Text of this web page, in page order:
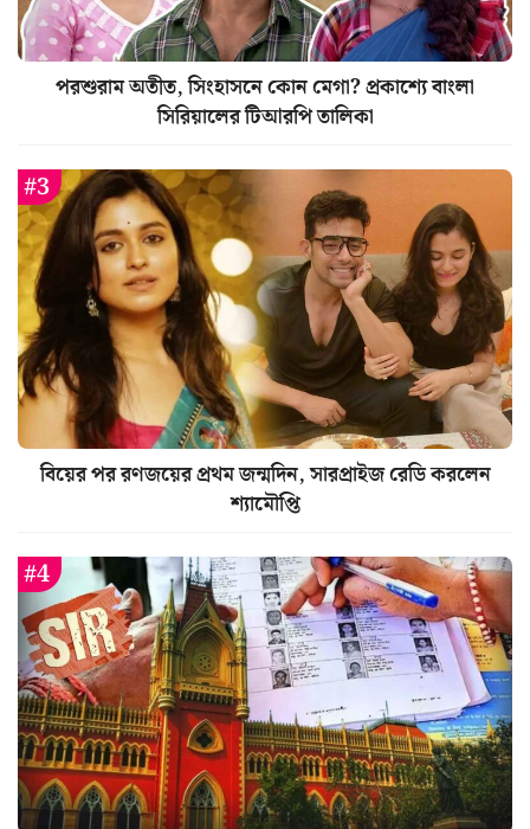
পরশুরাম অতীত, সিংহাসনে কোন মেগা? প্রকাশ্যে বাংলা
সিরিয়ালের টিআরপি তালিকা
বিয়ের পর রণজয়ের প্রথম জন্মদিন, সারপ্রাইজ রেডি করলেন
শ্যামৌপ্তি